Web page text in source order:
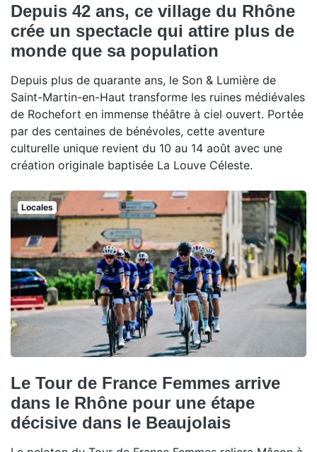
Depuis 42 ans, ce village du Rhône
crée un spectacle qui attire plus de
monde que sa population
Depuis plus de quarante ans, le Son & Lumière de
Saint-Martin-en-Haut transforme les ruines médiévales
de Rochefort en immense théâtre à ciel ouvert. Portée
par des centaines de bénévoles, cette aventure
culturelle unique revient du 10 au 14 août avec une
création originale baptisée La Louve Céleste.
Locales
Le Tour de France Femmes arrive
dans le Rhône pour une étape
décisive dans le Beaujolais